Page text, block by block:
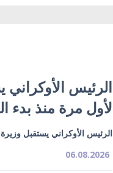
الرئيس
لأول مرة منذ بدء
الرئيس الأوكراني يستقبل
06.08.2026